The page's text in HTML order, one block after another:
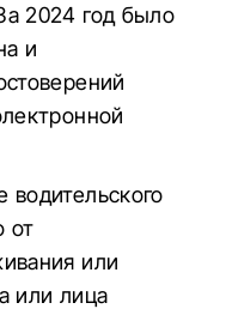
2024 год было
и
от
или
или лица